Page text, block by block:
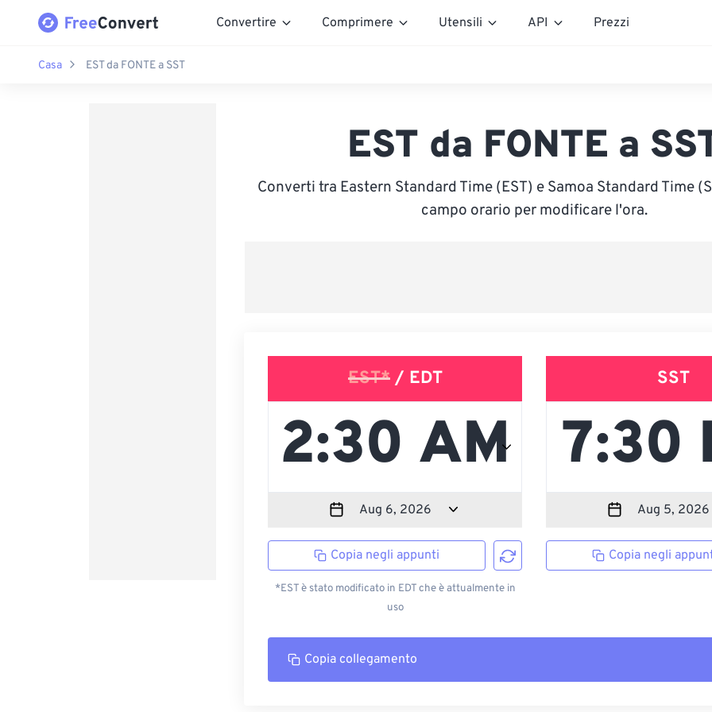
Convertire Comprimere Utensili API Prezzi
Casa EST da FONTE a SST
EST da FONTE a
Converti tra Eastern Standard Time (EST) e Samoa Standard Time
campo orario per modificare l'ora.
EST*/ EDT
Copia negli appunti
*EST è stato modificato in EDT che è attualmente in
uso
SST
Copia negli
Copia collegamento